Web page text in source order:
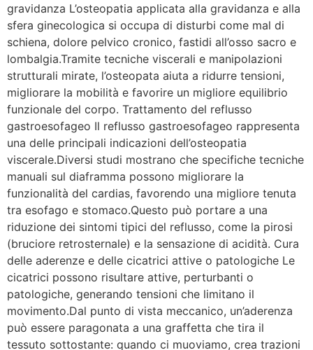
gravidanza L’osteopatia applicata alla gravidanza e alla
sfera ginecologica si occupa di disturbi come mal di
schiena, dolore pelvico cronico, fastidi all’osso sacro e
lombalgia.Tramite tecniche viscerali e manipolazioni
strutturali mirate, l’osteopata aiuta a ridurre tensioni,
migliorare la mobilità e favorire un migliore equilibrio
funzionale del corpo. Trattamento del reflusso
gastroesofageo Il reflusso gastroesofageo rappresenta
una delle principali indicazioni dell’osteopatia
viscerale.Diversi studi mostrano che specifiche tecniche
manuali sul diaframma possono migliorare la
funzionalità del cardias, favorendo una migliore tenuta
tra esofago e stomaco.Questo può portare a una
riduzione dei sintomi tipici del reflusso, come la pirosi
(bruciore retrosternale) e la sensazione di acidità. Cura
delle aderenze e delle cicatrici attive o patologiche Le
cicatrici possono risultare attive, perturbanti o
patologiche, generando tensioni che limitano il
movimento.Dal punto di vista meccanico, un’aderenza
può essere paragonata a una graffetta che tira il
tessuto sottostante: quando ci muoviamo, crea trazioni